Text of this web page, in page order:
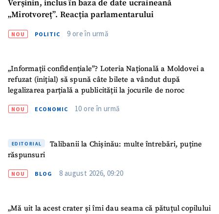
Verșinin, inclus în baza de date ucraineană
„Mirotvoreț”. Reacția parlamentarului
NOU POLITIC 9 ore în urmă
„Informații confidențiale”? Loteria Națională a Moldovei a
refuzat (inițial) să spună câte bilete a vândut după
legalizarea parțială a publicității la jocurile de noroc
NOU ECONOMIC 10 ore în urmă
EDITORIAL
Talibanii la Chișinău: multe întrebări, puține
răspunsuri
NOU BLOG 8 august 2026, 09:20
„Mă uit la acest crater și îmi dau seama că pătuțul copilului
CONTACT SURSĂ
Sursă anonimă
Email+ Emailul meu
Telefon
+ Telefon personal
acord cu politica de
TRIMITE ȘTIREA